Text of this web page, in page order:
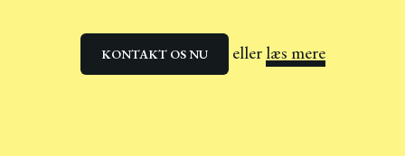
KONTAKT OS NU ellerlæs mere